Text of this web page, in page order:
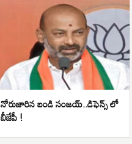
నోరుజారిన బండి సంజయ్..డిఫెన్స్ లో
బీజేపీ !